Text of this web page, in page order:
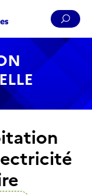
Pied de page